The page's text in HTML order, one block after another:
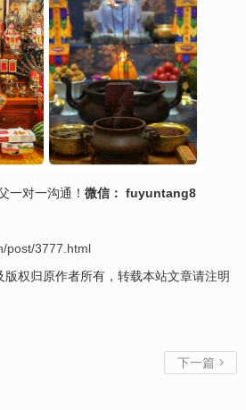
一对一沟通！ 微信： fuyuntang8
post/3777.html
权归原作者所有，转载本站文章请注明
下一篇 